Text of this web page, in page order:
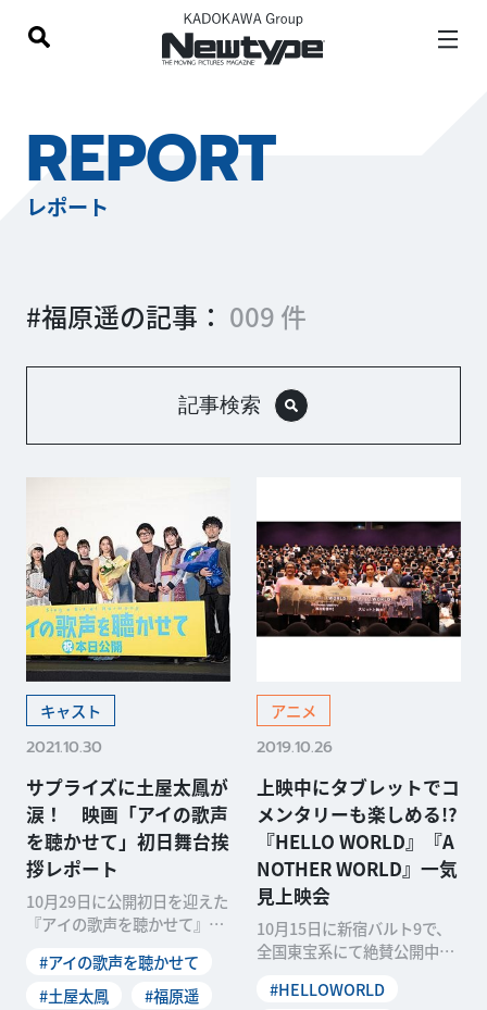
REPORT
レポート
#福原遥の記事： 009 件
記事検索
キャスト
2021.10.30
サプライズに土屋太鳳が
涙！ 映画「アイの歌声
を聴かせて」初日舞台挨
拶レポート
10月29日に公開初日を迎えた
『アイの歌声を聴かせて』。
ッド・シネマ豊洲で
#アイの歌声を聴かせて
#土屋太鳳
#福原遥
アニメ
2019.10.26
上映中にタブレットでコ
メンタリーも楽しめる!?
『HELLO WORLD』『A
NOTHER WORLD』一気
見上映会
10月15日に新宿バルト9で、
全国東宝系にて絶賛公開中の
D』と、スピ
#HELLOWORLD